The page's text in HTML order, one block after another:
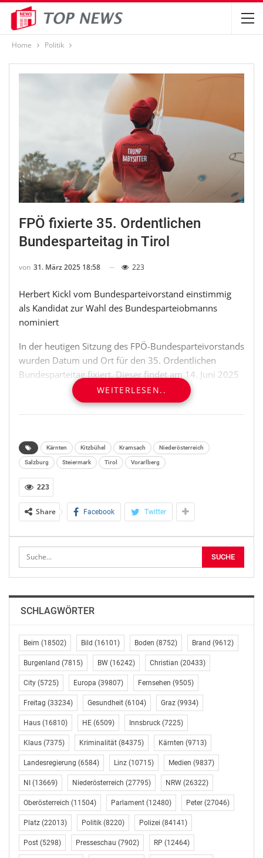
Home Politik
FPÖ fixierte 35. Ordentlichen
Bundesparteitag in Tirol
von 31. März 2025 18:58 223
Herbert Kickl vom Bundesparteivorstand einstimmig
als Kandidat zur Wahl des Bundesparteiobmanns
nominiert
In der heutigen Sitzung des FPÖ-Bundesparteivorstands
wurden Datum und Ort für den 35. Ordentlichen
Bundesparteitag fixiert. Dieser findet am 14. Juni 2025
in der Eishalle in Kitzbühel in Tirol statt. Der
Bundesparteivorstand der FPÖ hat Herbert Kickl heute
auf Vorschlag des Wiener FPÖ-Landesparteiobmanns
Bundesparteiobmanns nominiert. „Ich bedanke mich
für das mir entgegengebrachte Vertrauen und freue
allen wichtig, dass sich das Geschehen nicht nur in der
Ostregion abspielt, sondern dass wir auch in Regionen
kommen, an denen nicht sehr oft große politische
Das „gelobte Land“ verbindet der FPÖ-Chef mit guten
Wahlkampfkundgebung, die von tausenden Menschen
besucht wurde. Die letzte Tiroler Landtagswahl 2022
große Erfolge bei den Landtagswahlen in
Niederösterreich, Salzburg, Kärnten Vorarlberg und der
Steiermark nach sich gezogen hat. Bei der EU-Wahl und
der Nationalratswahl ging die FPÖ schließlich jeweils
als stärkste Partei durchs Ziel.
Ebenfalls einstimmig wurde Lisa Schuch-Gubik vom
FPÖ-Bundesparteivorstand zur
Bundespressesprecherin der FPÖ gewählt. Die
Nationalratsabgeordnete und Mitarbeiterin des FPÖ-
Medienhauses soll die Öffentlichkeitsarbeit der Partei
noch effizienter gestalten und weiter
professionalisieren.
Freiheitliche Partei Österreichs
Telefon: +43 1 512 35 35 0
WEITERLESEN..
Kärnten Kitzbühel Kramsach Niederösterreich
Salzburg Steiermark Tirol Vorarlberg
223
Share Facebook Twitter
SCHLAGWÖRTER
Beim (18502) Bild (16101) Boden (8752) Brand (9612)
Burgenland (7815) BW (16242) Christian (20433)
City (5725) Europa (39807) Fernsehen (9505)
Freitag (33234) Gesundheit (6104) Graz (9934)
Haus (16810) HE (6509) Innsbruck (7225)
Klaus (7375) Kriminalität (84375) Kärnten (9713)
Landesregierung (6584) Linz (10715) Medien (9837)
NI (13669) Niederösterreich (27795) NRW (26322)
Oberösterreich (11504) Parlament (12480) Peter (27046)
Platz (22013) Politik (8220) Polizei (84141)
Post (5298) Presseschau (7902) RP (12464)